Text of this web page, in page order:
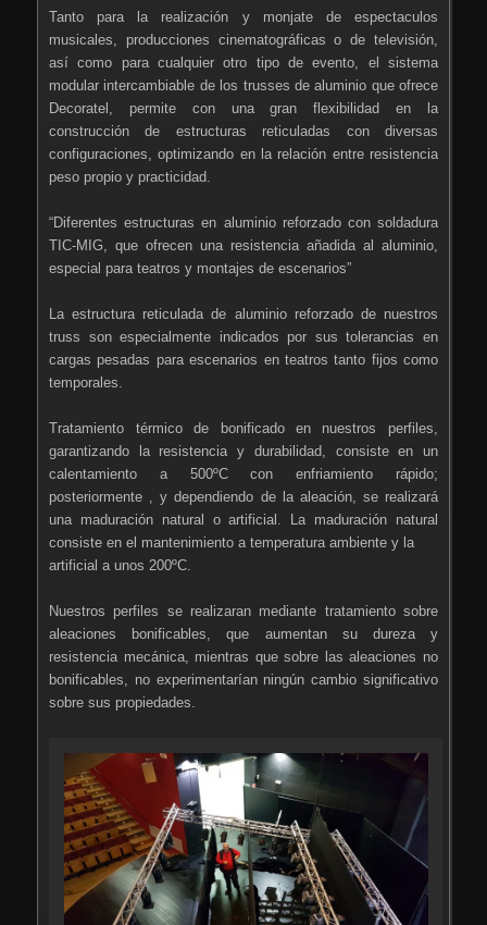
Tanto para la realización y monjate de espectaculos
musicales, producciones cinematográficas o de televisión,
así como para cualquier otro tipo de evento, el sistema
modular intercambiable de los trusses de aluminio que ofrece
Decoratel, permite con una gran flexibilidad en la
construcción de estructuras reticuladas con diversas
configuraciones, optimizando en la relación entre resistencia
peso propio y practicidad.
“Diferentes estructuras en aluminio reforzado con soldadura
TIC-MIG, que ofrecen una resistencia añadida al aluminio,
especial para teatros y montajes de escenarios”
La estructura reticulada de aluminio reforzado de nuestros
truss son especialmente indicados por sus tolerancias en
cargas pesadas para escenarios en teatros tanto fijos como
temporales.
Tratamiento térmico de bonificado en nuestros perfiles,
garantizando la resistencia y durabilidad, consiste en un
calentamiento a 500ºC con enfriamiento rápido;
posteriormente , y dependiendo de la aleación, se realizará
una maduración natural o artificial. La maduración natural
consiste en el mantenimiento a temperatura ambiente y la
artificial a unos 200ºC.
Nuestros perfiles se realizaran mediante tratamiento sobre
aleaciones bonificables, que aumentan su dureza y
resistencia mecánica, mientras que sobre las aleaciones no
bonificables, no experimentarían ningún cambio significativo
sobre sus propiedades.